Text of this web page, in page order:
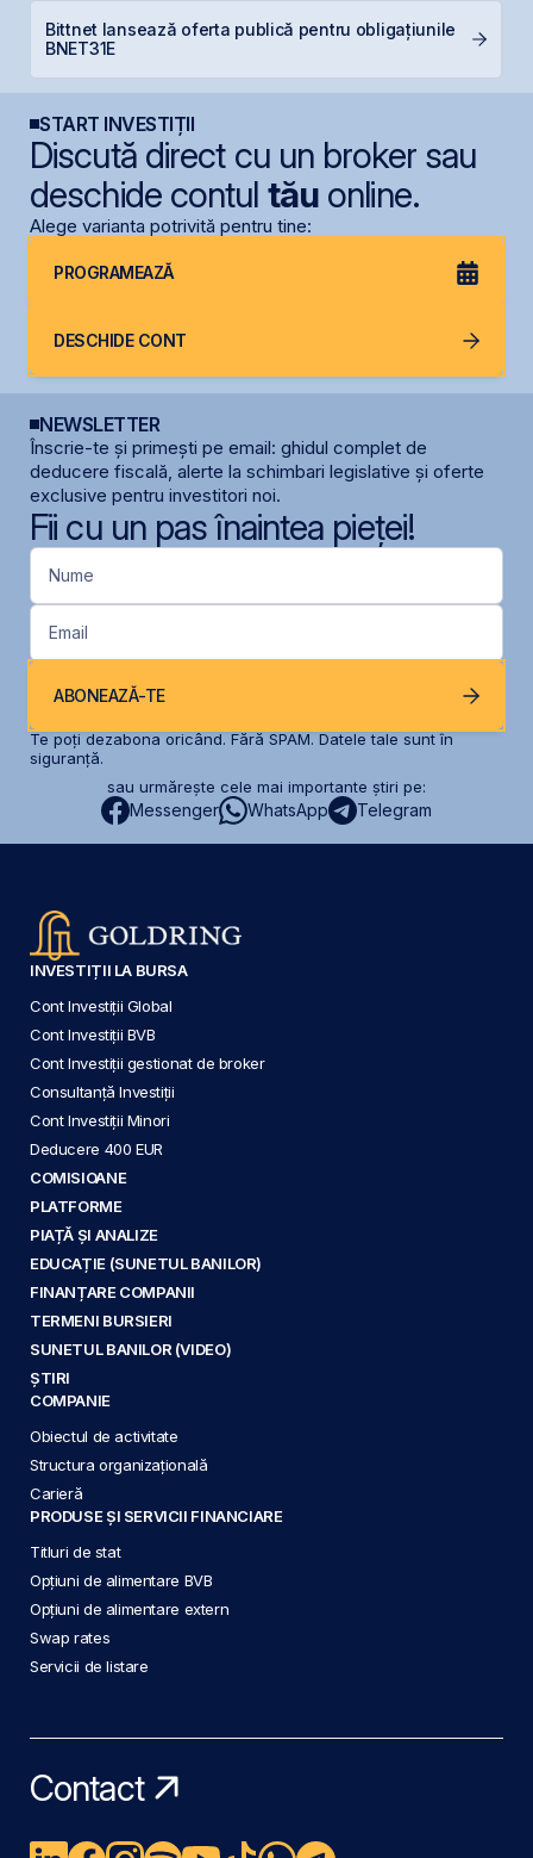
Bittnet lansează oferta publică pentru obligațiunile
BNET31E
START INVESTIȚII
Discută direct cu un broker sau
deschide contul tăuonline.
Alege varianta potrivită pentru tine:
PROGRAMEAZĂ
DESCHIDE CONT
NEWSLETTER
Înscrie-te și primești pe email: ghidul complet de
deducere fiscală, alerte la schimbari legislative și oferte
exclusive pentru investitori noi.
Fii cu un pas înaintea pieței!
Nume
Email
ABONEAZĂ-TE
Te poți dezabona oricând. Fără SPAM. Datele tale sunt în
siguranță.
sau urmărește cele mai importante știri pe:
Messenger WhatsApp Telegram
INVESTIȚII LA BURSA
Cont Investiții Global
Cont Investiții BVB
Cont Investiții gestionat de broker
Consultanță Investiții
Cont Investiții Minori
Deducere 400 EUR
COMISIOANE
PLATFORME
PIAȚĂ ȘI ANALIZE
EDUCAȚIE (SUNETUL BANILOR)
FINANȚARE COMPANII
TERMENI BURSIERI
SUNETUL BANILOR (VIDEO)
ȘTIRI
COMPANIE
Obiectul de activitate
Structura organizațională
Carieră
PRODUSE ȘI SERVICII FINANCIARE
Titluri de stat
Opțiuni de alimentare BVB
Opțiuni de alimentare extern
Swap rates
Servicii de listare
Contact